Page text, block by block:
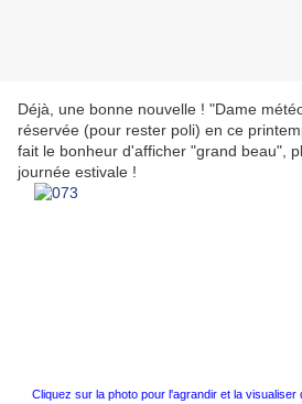
Déjà, une bonne nouvelle ! "Dame
réservée (pour rester poli) en ce
fait le bonheur d'afficher "grand beau",
journée estivale !
Cliquez sur la photo pour l'agrandir et la visualiser